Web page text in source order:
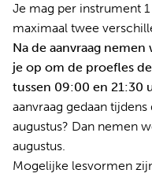
Je mag per instrument
maximaal twee
Na de aanvraag
je op om de proefles
tussen 09:00 en 21:30
aanvraag gedaan
augustus? Dan nemen
augustus.
Mogelijke lesvormen